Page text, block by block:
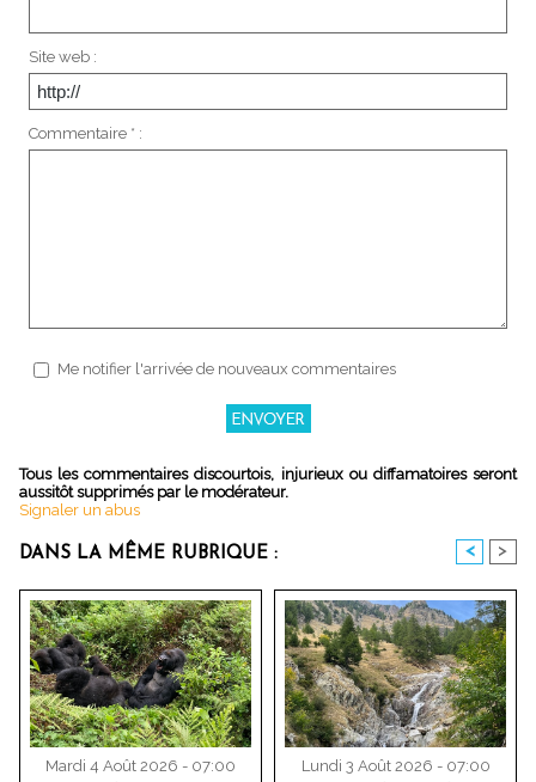
Site web :
Commentaire * :
Me notifier l'arrivée de nouveaux commentaires
Tous les commentaires discourtois, injurieux ou diffamatoires seront
aussitôt supprimés par le modérateur.
Signaler un abus
DANS LA MÊME RUBRIQUE : < >
Mardi 4 Août 2026 - 07:00
Lundi 3 Août 2026 - 07:00